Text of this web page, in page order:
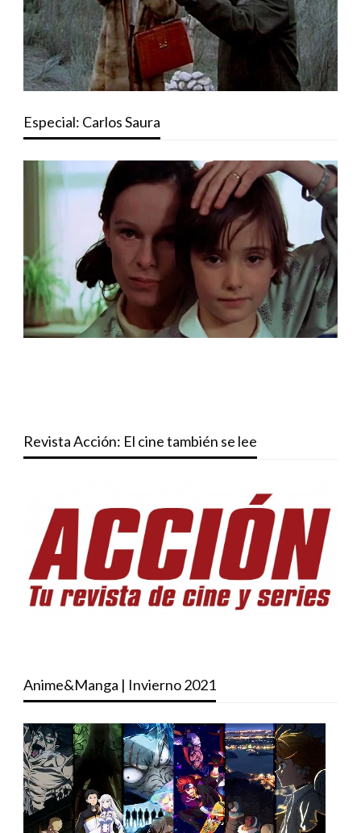
Especial: Carlos Saura
Revista Acción: El cine también se lee
Anime&Manga | Invierno 2021